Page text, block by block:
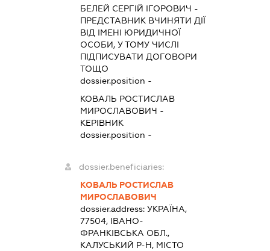
БЕЛЕЙ СЕРГІЙ ІГОРОВИЧ -
ПРЕДСТАВНИК ВЧИНЯТИ ДІЇ
ВІД ІМЕНІ ЮРИДИЧНОЇ
ОСОБИ, У ТОМУ ЧИСЛІ
ПІДПИСУВАТИ ДОГОВОРИ
ТОЩО
dossier.position -
КОВАЛЬ РОСТИСЛАВ
МИРОСЛАВОВИЧ -
КЕРІВНИК
dossier.position -
dossier.beneficiaries:
КОВАЛЬ РОСТИСЛАВ
МИРОСЛАВОВИЧ
dossier.address:УКРАЇНА,
77504, ІВАНО-
ФРАНКІВСЬКА ОБЛ.,
КАЛУСЬКИЙ Р-Н, МІСТО